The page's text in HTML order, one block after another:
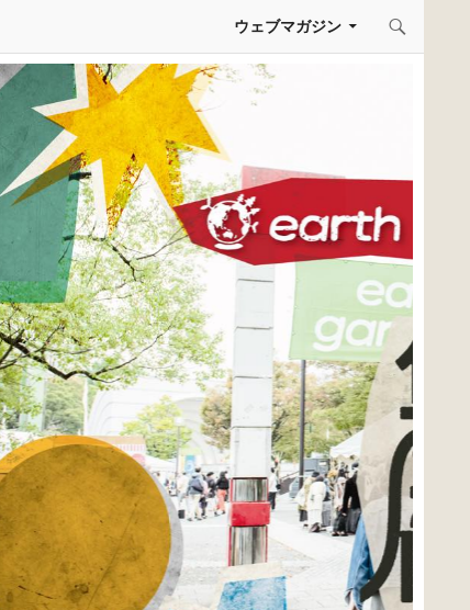
ウェブマガジン